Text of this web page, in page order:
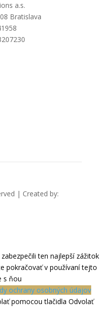
a.s.
Bratislava
| Created by:
ten najlepší zážitok
pokračovať v používaní tejto
s ňou
ochrany osobných údajov
pomocou tlačidla Odvolať